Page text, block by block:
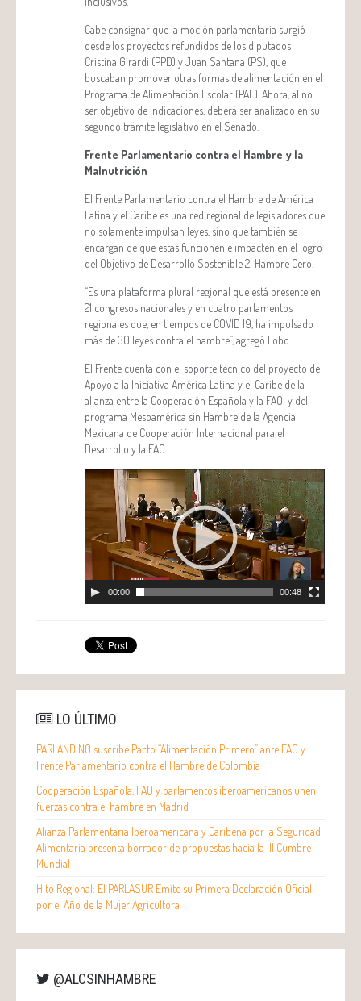
Cabe consignar que la moción parlamentaria surgió
desde los proyectos refundidos de los diputados
Cristina Girardi (PPD) y Juan Santana (PS), que
buscaban promover otras formas de alimentación en el
Programa de Alimentación Escolar (PAE). Ahora, al no
ser objetivo de indicaciones, deberá ser analizado en su
segundo trámite legislativo en el Senado.
Frente Parlamentario contra el Hambre y la
Malnutrición
El Frente Parlamentario contra el Hambre de América
Latina y el Caribe es una red regional de legisladores que
no solamente impulsan leyes, sino que también se
encargan de que estas funcionen e impacten en el logro
del Objetivo de Desarrollo Sostenible 2: Hambre Cero.
“Es una plataforma plural regional que está presente en
21 congresos nacionales y en cuatro parlamentos
regionales que, en tiempos de COVID 19, ha impulsado
más de 30 leyes contra el hambre”, agregó Lobo.
El Frente cuenta con el soporte técnico del proyecto de
Apoyo a la Iniciativa América Latina y el Caribe de la
alianza entre la Cooperación Española y la FAO; y del
programa Mesoamérica sin Hambre de la Agencia
Mexicana de Cooperación Internacional para el
Desarrollo y la FAO.
Reproductor
vídeo
00:00 00:48
LO ÚLTIMO
PARLANDINO suscribe Pacto “Alimentación Primero” ante FAO y
Frente Parlamentario contra el Hambre de Colombia
Cooperación Española, FAO y parlamentos iberoamericanos unen
fuerzas contra el hambre en Madrid
Alianza Parlamentaria Iberoamericana y Caribeña por la Seguridad
Alimentaria presenta borrador de propuestas hacia la III Cumbre
Mundial
Hito Regional: El PARLASUR Emite su Primera Declaración Oficial
por el Año de la Mujer Agricultora
@ALCSINHAMBRE